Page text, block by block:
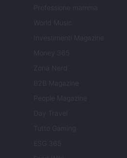
Professione mamma
World Music
Investimenti Magazine
Money 365
Zona Nerd
B2B Magazine
People Magazine
Day Travel
Tutto Gaming
ESG 365